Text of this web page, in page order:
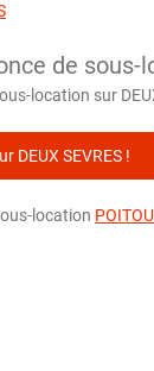
de sous-
location sur
DEUX SEVRES !
location